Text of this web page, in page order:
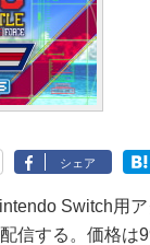
シェア
Switch用
信する。価格